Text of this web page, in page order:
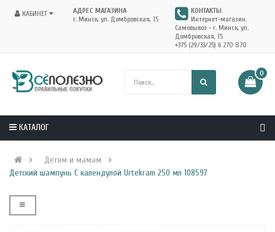
КАБИНЕТ
АДРЕС МАГАЗИНА
г. Минск, ул. Домбровская, 15
КОНТАКТЫ
Интернет-магазин.
Самовывоз - г. Минск, ул.
Домбровская, 15
+375 (29/33/25) 6 270 870
0
КАТАЛОГ
Детям и мамам
Детский шампунь С календулой Urtekram 250 мл 108597